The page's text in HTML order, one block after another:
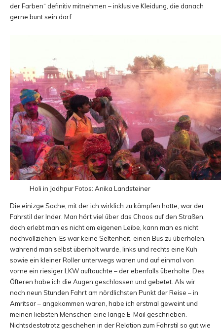
der Farben“ definitiv mitnehmen – inklusive Kleidung, die danach
gerne bunt sein darf.
Holi in JodhpurFotos: Anika Landsteiner
Die einizge Sache, mit der ich wirklich zu kämpfen hatte, war der
Fahrstil der Inder. Man hört viel über das Chaos auf den Straßen,
doch erlebt man es nicht am eigenen Leibe, kann man es nicht
nachvollziehen. Es war keine Seltenheit, einen Bus zu überholen,
während man selbst überholt wurde, links und rechts eine Kuh
sowie ein kleiner Roller unterwegs waren und auf einmal von
vorne ein riesiger LKW auftauchte – der ebenfalls überholte. Des
Öfteren habe ich die Augen geschlossen und gebetet. Als wir
nach neun Stunden Fahrt am nördlichsten Punkt der Reise – in
Amritsar – angekommen waren, habe ich erstmal geweint und
meinen liebsten Menschen eine lange E-Mail geschrieben.
Nichtsdestotrotz geschehen in der Relation zum Fahrstil so gut wie